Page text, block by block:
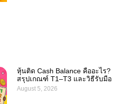
หุ้นติด Cash Balance คืออะไร?
สรุปเกณฑ์ T1–T3 และวิธีรับมือ
August 5, 2026